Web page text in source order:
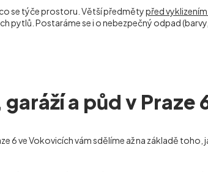
se týče prostoru. Větší předmětypřed
pytlů. Postaráme se i o nebezpečný odpad
a půd v Praze
6 ve Vokovicíchvám sdělíme až na základě toho,